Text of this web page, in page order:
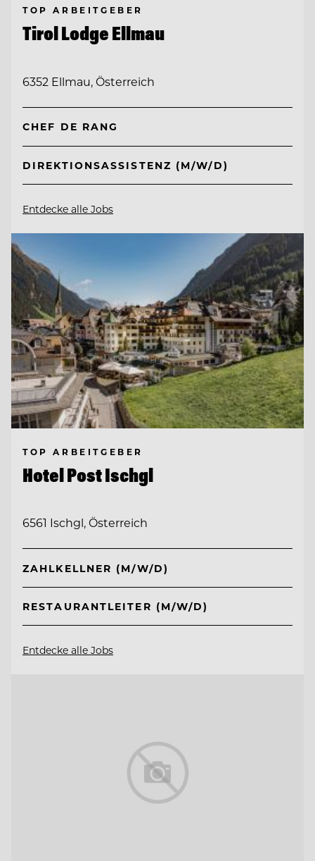
TOP ARBEITGEBER
Tirol Lodge Ellmau
6352 Ellmau, Österreich
CHEF DE RANG
DIREKTIONSASSISTENZ (M/W/D)
Entdecke alle Jobs
TOP ARBEITGEBER
Hotel Post Ischgl
6561 Ischgl, Österreich
ZAHLKELLNER (M/W/D)
RESTAURANTLEITER (M/W/D)
Entdecke alle Jobs